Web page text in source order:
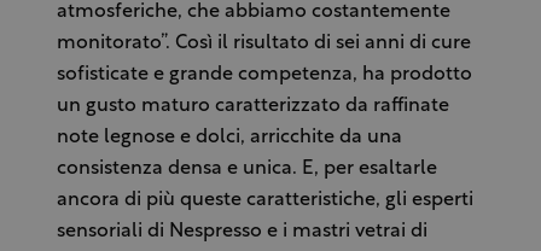
atmosferiche, che abbiamo costantemente
monitorato”. Così il risultato di sei anni di cure
sofisticate e grande competenza, ha prodotto
un gusto maturo caratterizzato da raffinate
note legnose e dolci, arricchite da una
consistenza densa e unica. E, per esaltarle
ancora di più queste caratteristiche, gli esperti
sensoriali di Nespresso e i mastri vetrai di